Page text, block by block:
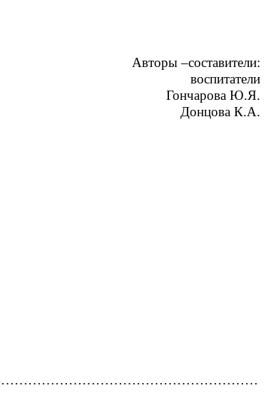
Авторы –составители:
воспитатели
Гончарова Ю.Я.
Донцова К.А.